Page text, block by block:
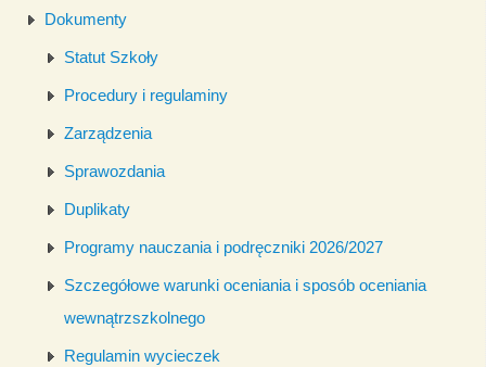
Dokumenty
Statut Szkoły
Procedury i regulaminy
Zarządzenia
Sprawozdania
Duplikaty
Programy nauczania i podręczniki 2026/2027
Szczegółowe warunki oceniania i sposób oceniania
wewnątrzszkolnego
Regulamin wycieczek